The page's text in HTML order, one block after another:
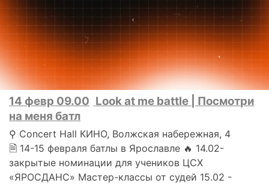
14 февр 09.00 Look at me battle | Посмотри
на меня батл
⚲ Concert Hall КИНО, Волжская набережная, 4
🗎 14-15 февраля батлы в Ярославле 🔥 14.02-
закрытые номинации для учеников ЦСХ
«ЯРОСДАНС» Мастер-классы от судей 15.02 -